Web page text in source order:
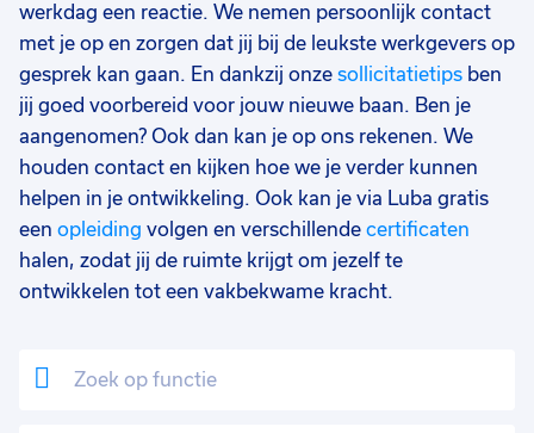
werkdag een reactie. We nemen persoonlijk contact
met je op en zorgen dat jij bij de leukste werkgevers op
gesprek kan gaan. En dankzij onze sollicitatietips ben
jij goed voorbereid voor jouw nieuwe baan. Ben je
aangenomen? Ook dan kan je op ons rekenen. We
houden contact en kijken hoe we je verder kunnen
helpen in je ontwikkeling. Ook kan je via Luba gratis
een opleiding volgen en verschillende certificaten
halen, zodat jij de ruimte krijgt om jezelf te
ontwikkelen tot een vakbekwame kracht.
37 - 40+ uur 2
17 - 24 uur 2